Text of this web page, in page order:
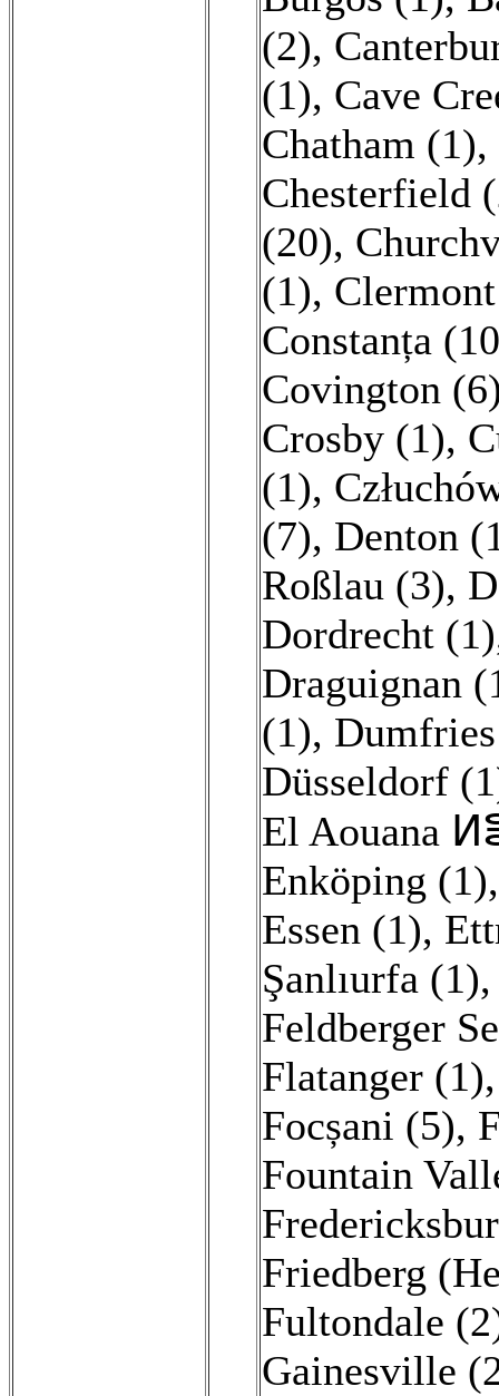
(2),
(1), Cave
Chatham (1),
Chesterfield
(20),
(1),
Constanța
Covington
Crosby (1),
(1),
(7), Denton
Roßlau (3),
Dordrecht (1)
Draguignan
(1),
Düsseldorf
Enköping (1)
Essen (1),
Şanlıurfa (1)
Feldberger
Flatanger (1)
Focșani (5),
Fountain
Friedberg
Fultondale
Gainesville